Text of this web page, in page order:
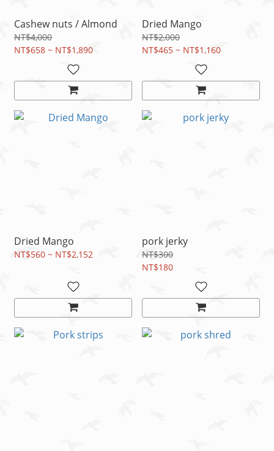
Cashew nuts / Almond
NT$4,000
NT$658 ~ NT$1,890
Dried Mango
NT$2,000
NT$465 ~ NT$1,160
Dried Mango
NT$560 ~ NT$2,152
pork jerky
NT$300
NT$180